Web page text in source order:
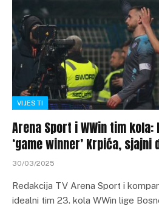
VIJESTI
Arena Sport i WWin tim
‘game winner’ Krpića,
30/03/2025
Redakcija TV Arena Sport i
idealni tim 23. kola WWin lige